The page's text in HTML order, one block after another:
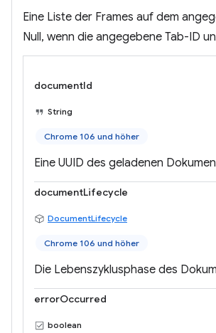
Eine Liste der Frames auf dem
Null, wenn die angegebene Tab-ID
documentId
String
Chrome 106 und höher
Eine UUID des geladenen
documentLifecycle
DocumentLifecycle
Chrome 106 und höher
Die Lebenszyklusphase des
errorOccurred
boolean